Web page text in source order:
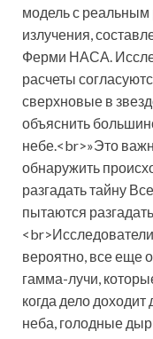
модель с
излучения,
Ферми НАСА.
расчеты
сверхновые в
объяснить
небе.<br>»Это
обнаружить
разгадать тайну
пытаются
вероятно, все еще
гамма-лучи,
когда дело доходит
неба, голодные